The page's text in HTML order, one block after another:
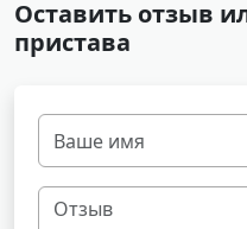
Оставить отзыв
пристава